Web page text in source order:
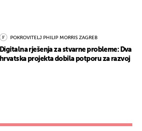
POKROVITELJ PHILIP MORRIS ZAGREB
Digitalna rješenja za stvarne probleme: Dva
hrvatska projekta dobila potporu za razvoj